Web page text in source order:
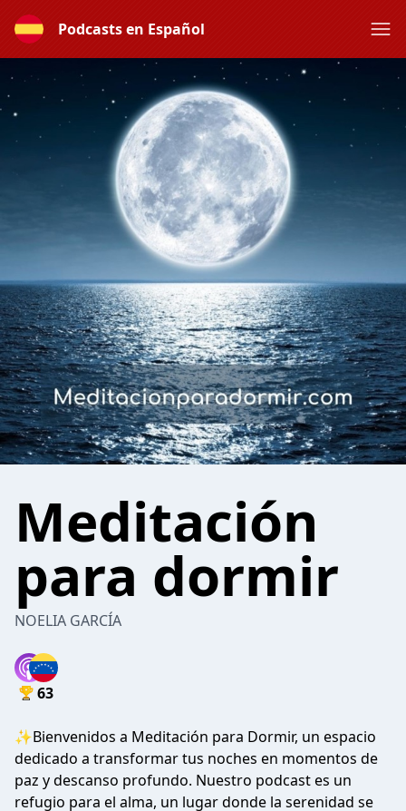
Podcasts en Español
Meditación
para dormir
NOELIA GARCÍA
63
✨Bienvenidos a Meditación para Dormir, un espacio
dedicado a transformar tus noches en momentos de
paz y descanso profundo. Nuestro podcast es un
refugio para el alma, un lugar donde la serenidad se